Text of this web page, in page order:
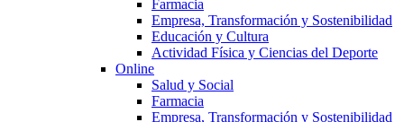
Farmacia
Empresa, Transformación y Sostenibilidad
Educación y Cultura
Actividad Física y Ciencias del Deporte
Online
Salud y Social
Farmacia
Empresa, Transformación y Sostenibilidad